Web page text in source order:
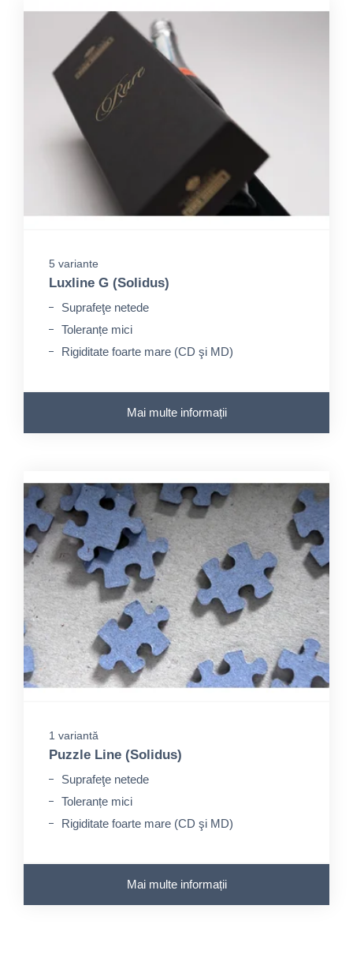
5 variante
Luxline G (Solidus)
Suprafeţe netede
Toleranțe mici
Rigiditate foarte mare (CD şi MD)
Mai multe informații
1 variantă
Puzzle Line (Solidus)
Suprafeţe netede
Toleranțe mici
Rigiditate foarte mare (CD şi MD)
Mai multe informații